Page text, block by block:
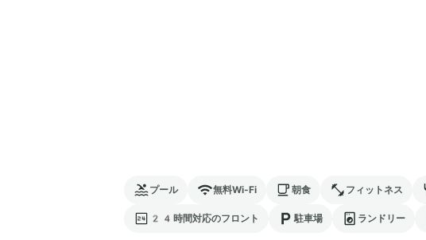
プール 無料Wi-Fi 朝食 フィットネス
24時間対応のフロント 駐車場 ランドリー